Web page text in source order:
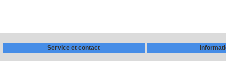
Service et contact